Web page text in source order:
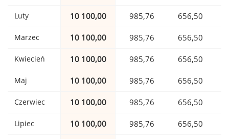
Luty 10 100,00 985,76 656,50
Marzec 10 100,00 985,76 656,50
Kwiecień 10 100,00 985,76 656,50
Maj 10 100,00 985,76 656,50
Czerwiec 10 100,00 985,76 656,50
Lipiec 10 100,00 985,76 656,50